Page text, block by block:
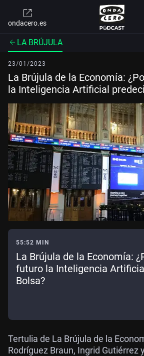
ondacero.es
LA BRÚJULA
23/01/2023
La Brújula de la Economía:
la Inteligencia Artificial
55:52 MIN
La Brújula de la Economía:
futuro la Inteligencia
Bolsa?
Tertulia de La Brújula de la
Rodríguez Braun, Ingrid Gutiérrez